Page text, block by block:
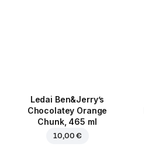
Ledai Ben&Jerry’s
Chocolatey Orange
Chunk, 465 ml
10,00 €